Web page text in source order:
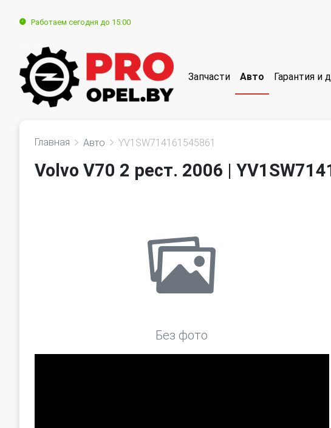
Работаем сегодня до 15:00
Запчасти Авто Гарантия и
Главная Авто YV1SW714161545861
Volvo V70 2 рест. 2006 |
Без фото